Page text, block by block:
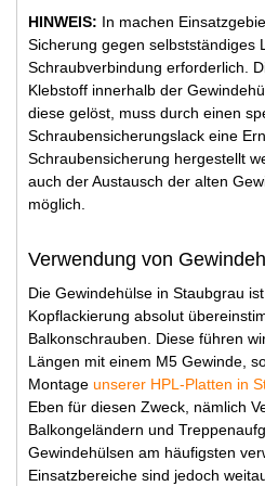
HINWEIS: In machen
Sicherung gegen selbstständiges
Schraubverbindung erforderlich.
Klebstoff innerhalb der
diese gelöst, muss durch einen
Schraubensicherungslack eine
Schraubensicherung hergestellt
auch der Austausch der alten
möglich.
Verwendung von
Die Gewindehülse in Staubgrau
Kopflackierung absolut
Balkonschrauben. Diese führen
Längen mit einem M5 Gewinde,
Montage unserer HPL-Platten in
Eben für diesen Zweck, nämlich
Balkongeländern und
Gewindehülsen am häufigsten
Einsatzbereiche sind jedoch